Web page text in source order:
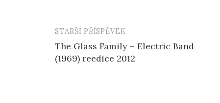
Navigace
příspěvku
STARŠÍ PŘÍSPĚVEK
The Glass Family – Electric Band
(1969) reedice 2012